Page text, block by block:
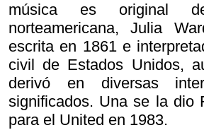
música es original
norteamericana, Julia
escrita en 1861 e
civil de Estados Unidos,
derivó en diversas
significados. Una se la dio
para el United en 1983.